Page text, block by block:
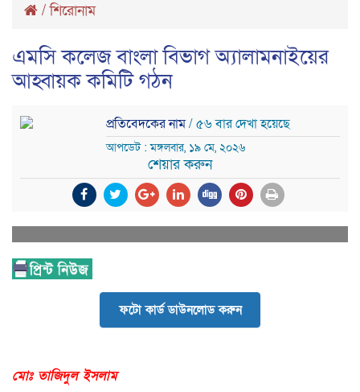
/শিরোনাম
এমসি কলেজ বাংলা বিভাগ অ্যালামনাইয়ের
আহ্বায়ক কমিটি গঠন
প্রতিবেদকের নাম/ ৫৬ বার দেখা হয়েছে
আপডেট : মঙ্গলবার, ১৯ মে, ২০২৬
শেয়ার করুন
ফটো কার্ড ডাউনলোড করুন
মোঃ তাজিদুল ইসলাম